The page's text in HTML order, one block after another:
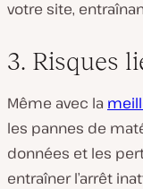
votre site,
3. Risques
Même avec la
les pannes de
données et les
entraîner l’arrêt